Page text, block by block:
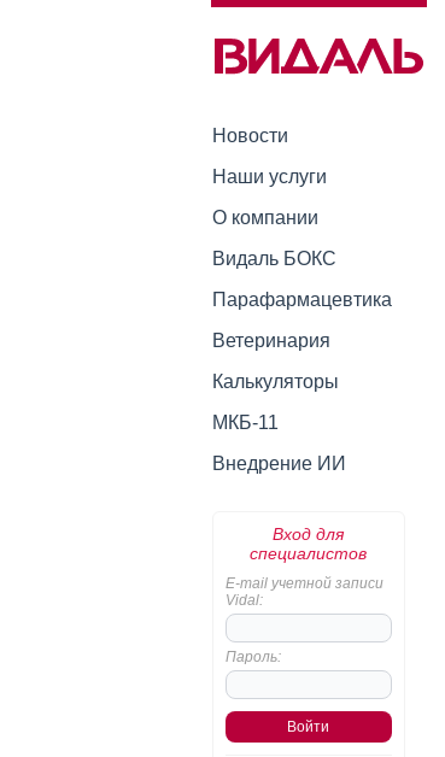
Новости
Наши услуги
О компании
Видаль БОКС
Парафармацевтика
Ветеринария
Калькуляторы
МКБ-11
Внедрение ИИ
Вход для
специалистов
E-mail учетной записи
Vidal:
Пароль: